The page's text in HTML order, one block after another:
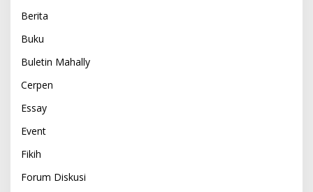
Berita
Buku
Buletin Mahally
Cerpen
Essay
Event
Fikih
Forum Diskusi